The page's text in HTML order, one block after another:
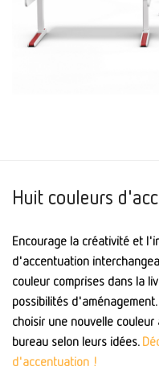
Huit couleurs
Encourage la créativité et
d'accentuation
couleur comprises dans la
possibilités
choisir une nouvelle
bureau selon leurs idées.
d'accentuation !